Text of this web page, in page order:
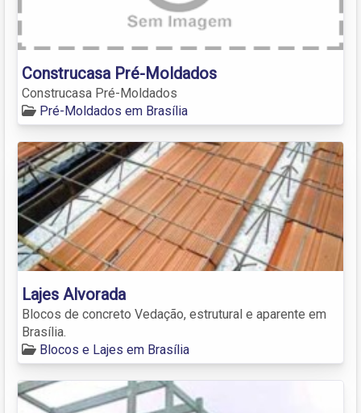
Construcasa Pré-Moldados
Construcasa Pré-Moldados
Pré-Moldados em Brasília
Lajes Alvorada
Blocos de concreto Vedação, estrutural e aparente em
Brasília.
Blocos e Lajes em Brasília